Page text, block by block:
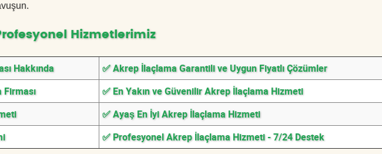
Hizmetlerimiz
Hakkında
✅ Akrep İlaçlama Garantili ve Uygun Fiyatlı Çözümler
✅ En Yakın ve Güvenilir Akrep İlaçlama Hizmeti
✅ Ayaş En İyi Akrep İlaçlama Hizmeti
✅ Profesyonel Akrep İlaçlama Hizmeti - 7/24 Destek